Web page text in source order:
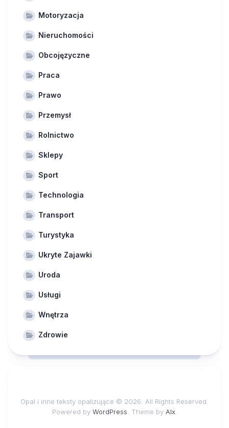
Motoryzacja
Nieruchomości
Obcojęzyczne
Praca
Prawo
Przemysł
Rolnictwo
Sklepy
Sport
Technologia
Transport
Turystyka
Ukryte Zajawki
Uroda
Usługi
Wnętrza
Zdrowie
Opal i inne teksty opalizujące © 2026. All Rights Reserved.
Powered by WordPress . Theme by Alx